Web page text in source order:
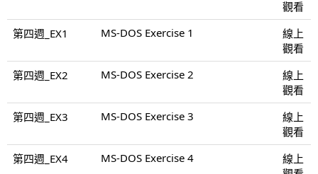
觀看
第四週_EX1
MS-DOS Exercise 1
線上
觀看
第四週_EX2
MS-DOS Exercise 2
線上
觀看
第四週_EX3
MS-DOS Exercise 3
線上
觀看
第四週_EX4
MS-DOS Exercise 4
線上